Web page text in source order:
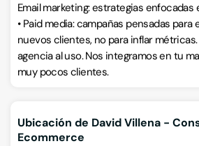
Email marketing: estrategias enfocadas
• Paid media: campañas pensadas para
nuevos clientes, no para inflar
agencia al uso. Nos integramos en tu
muy pocos clientes.
Ubicación de David Villena -
Ecommerce